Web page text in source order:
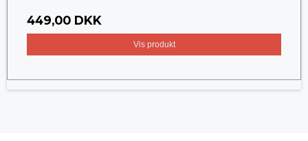
449,00 DKK
Vis produkt